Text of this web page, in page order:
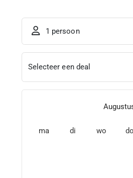
1 persoon
Selecteer een deal
ma di wo do